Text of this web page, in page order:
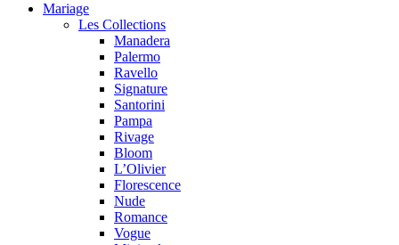
Mariage
Les Collections
Manadera
Palermo
Ravello
Signature
Santorini
Pampa
Rivage
Bloom
L’Olivier
Florescence
Nude
Romance
Vogue